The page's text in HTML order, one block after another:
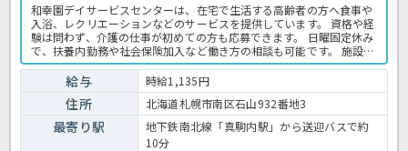
和幸園デイサービスセンターは、在宅で生活する高齢者の方へ食事や
入浴、レクリエーションなどのサービスを提供しています。 資格や経
験は問わず、介護の仕事が初めての方も応募できます。 日曜固定休み
で、扶養内勤務や社会保険加入など働き方の相談も可能です。 施設内
には職員用保育園があり、子育てと仕事を両立したい方にもおすすめ
です。 また、地下鉄真駒内駅から無料送迎バスを利用でき、マイカー
通勤にも対応しています。 ☆ご興味がありましたらほっ介護までお問
合せ下さいね！デイサービスでの介護業務全般です。 ＜介護職 パー
ト デイサービスの求人＞
給与 時給1,135円
住所 北海道札幌市南区石山932番地3
最寄り駅
地下鉄南北線「真駒内駅」から送迎バスで約
10分